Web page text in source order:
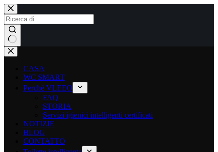
CASA
WC SMART
Perché VLEEO
FAQ
STORIA
Servizi igienici intelligenti certificati
NOTIZIE
BLOG
CONTATTO